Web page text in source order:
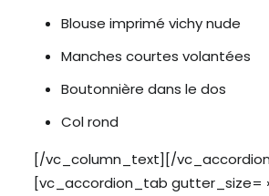
Blouse imprimé vichy nude
Manches courtes volantées
Boutonnière dans le dos
Col rond
[/vc_column_text][/
[vc_accordion_tab gutter_size=